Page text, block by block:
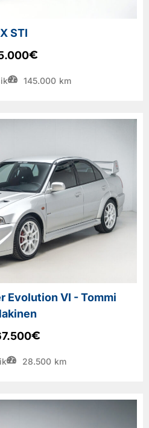
STI
€
145.000 km
Evolution VI - Tommi
€
28.500 km